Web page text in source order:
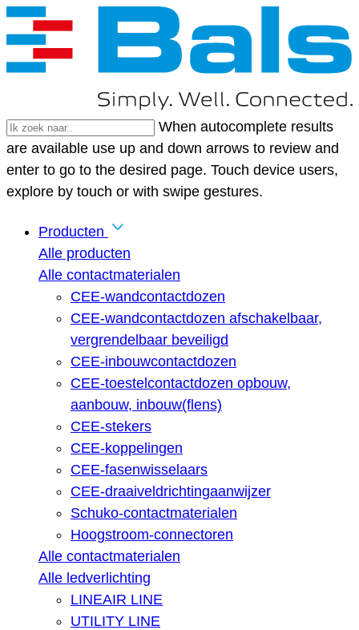
When autocomplete results
are available use up and down arrows to review and
enter to go to the desired page. Touch device users,
explore by touch or with swipe gestures.
Producten
Alle producten
Alle contactmaterialen
CEE-wandcontactdozen
CEE-wandcontactdozen afschakelbaar,
vergrendelbaar beveiligd
CEE-inbouwcontactdozen
CEE-toestelcontactdozen opbouw,
aanbouw, inbouw(flens)
CEE-stekers
CEE-koppelingen
CEE-fasenwisselaars
CEE-draaiveldrichtingaanwijzer
Schuko-contactmaterialen
Hoogstroom-connectoren
Alle contactmaterialen
Alle ledverlichting
LINEAIR LINE
UTILITY LINE